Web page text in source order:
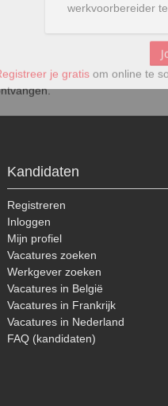
Registreer je gratisom online te
werkvoorbereider te
Kandidaten
Registreren
Inloggen
Mijn profiel
Vacatures zoeken
Werkgever zoeken
Vacatures in België
Vacatures in Frankrijk
Vacatures in Nederland
FAQ (kandidaten)